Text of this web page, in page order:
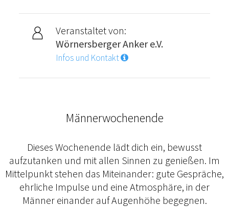
Veranstaltet von:
Wörnersberger Anker e.V.
Infos und Kontakt
Männerwochenende
Dieses Wochenende lädt dich ein, bewusst
aufzutanken und mit allen Sinnen zu genießen. Im
Mittelpunkt stehen das Miteinander: gute Gespräche,
ehrliche Impulse und eine Atmosphäre, in der
Männer einander auf Augenhöhe begegnen.